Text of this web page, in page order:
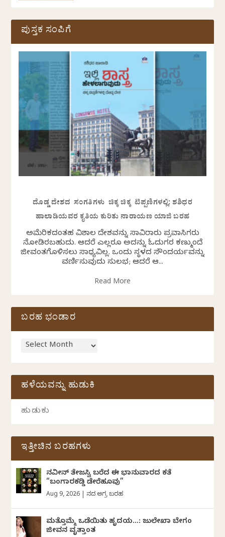
ಪುಸ್ತಕ ಸಂಪಿಗೆ
ದೊಡ್ಡ ದೇಶದ ಸಂಗತಿಗಳು ಚಿಕ್ಕ ಚಿಕ್ಕ ಟಿಪ್ಪಣಿಗಳಲ್ಲಿ: ಶಶಿಧರ
ಹಾಲಾಡಿಯವರ ಕೃತಿಯ ಕುರಿತು ನಾರಾಯಣ ಯಾಜಿ ಬರಹ
ಅಮೆರಿಕದಂತಹ ವಿಶಾಲ ದೇಶವನ್ನು ಸಾವಿರಾರು ಪ್ರವಾಸಿಗರು
ನೋಡಿರಬಹುದು. ಆದರೆ ಎಲ್ಲರೂ ಅದನ್ನು ಓದುಗರ ಕಣ್ಮುಂದೆ
ಜೀವಂತಗೊಳಿಸಲು ಸಾಧ್ಯವಿಲ್ಲ. ಒಂದು ಸ್ಥಳದ ಸೌಂದರ್ಯವನ್ನು
ವರ್ಣಿಸುವುದು ಸುಲಭ; ಆದರೆ ಆ...
Read More
ಬರಹ ಭಂಡಾರ
ಹಳೆಯವನ್ನು ಹುಡುಕಿ
ಇತ್ತೀಚಿನ ಬರಹಗಳು
ನವೀನ್‌ ತೇಜಸ್ವಿ ಬರೆದ ಈ ಭಾನುವಾರದ ಕತೆ
“ಬಂಗಾರಕಡ್ಡಿ ಡೇರೆಹೂವು”
Aug 9, 2026 ದಿನದ ಅಗ್ರ ಬರಹ
ಮತ್ತೊಮ್ಮೆ ಒಡೆಯಿತು ಹೃದಯ…: ಜುಲೇಖಾ ಬೇಗಂ
ಜೀವನ ವೃತ್ತಾಂತ